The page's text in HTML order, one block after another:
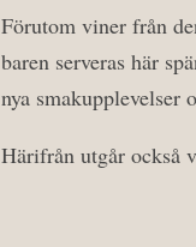
Förutom viner från
baren serveras här
nya smakupplevelser
Härifrån utgår också